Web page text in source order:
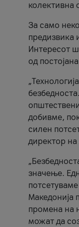
колективна
За само
предизвика
Интересот
од
добивме,
силен
директор
значење.
Македонија
промена на
можат да